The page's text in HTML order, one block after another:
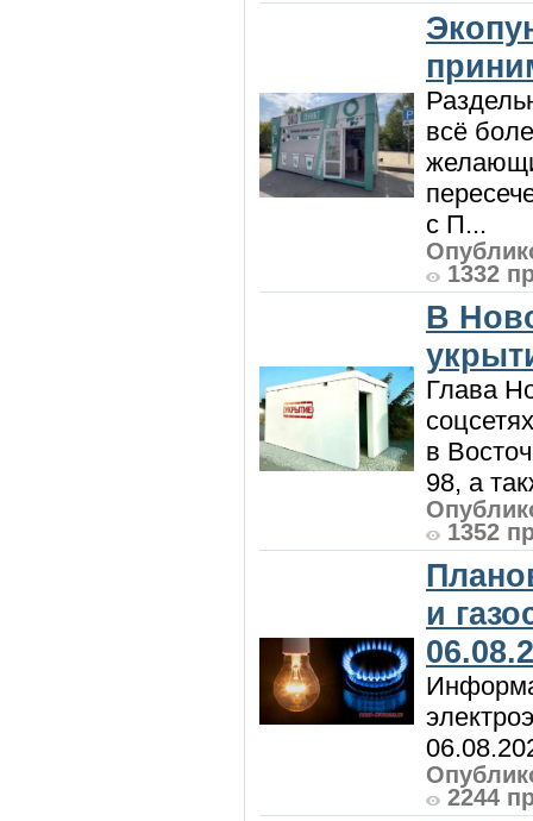
всё
с П...
1332
В
Глава
в
98, а
1352
и
2244